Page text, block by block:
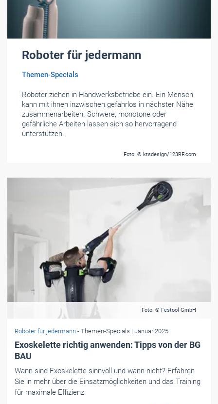
Foto: © ktsdesign/123RF.com
Roboter für jedermann
Themen-Specials
Roboter ziehen in Handwerksbetriebe ein. Ein Mensch
kann mit ihnen inzwischen gefahrlos in nächster Nähe
zusammenarbeiten. Schwere, monotone oder
gefährliche Arbeiten lassen sich so hervorragend
unterstützen.
Foto: © Festool GmbH
Roboter für jedermann - Themen-Specials | Januar 2025
Exoskelette richtig anwenden: Tipps von der BG
BAU
Wann sind Exoskelette sinnvoll und wann nicht? Erfahren
Sie in mehr über die Einsatzmöglichkeiten und das Training
für maximale Effizienz.